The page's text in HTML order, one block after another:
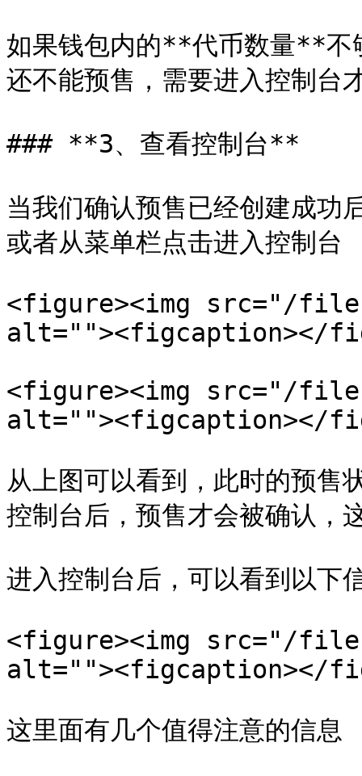
如果钱包内的**代币数量**不
还不能预售，需要进入控制台
### **3、查看控制台**
当我们确认预售已经创建成功
或者从菜单栏点击进入控制台
<figure><img src="/
alt=""><figcaption></
<figure><img src="/
alt=""><figcaption></
从上图可以看到，此时的预
控制台后，预售才会被确认，
进入控制台后，可以看到以下
<figure><img src="/files/
alt=""><figcaption></
这里面有几个值得注意的信息